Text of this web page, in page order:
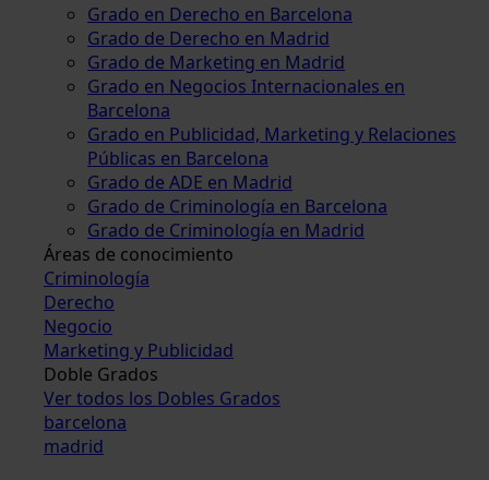
Grado en Derecho en Barcelona
Grado de Derecho en Madrid
Grado de Marketing en Madrid
Grado en Negocios Internacionales en
Barcelona
Grado en Publicidad, Marketing y Relaciones
Públicas en Barcelona
Grado de ADE en Madrid
Grado de Criminología en Barcelona
Grado de Criminología en Madrid
Áreas de conocimiento
Criminología
Derecho
Negocio
Marketing y Publicidad
Doble Grados
Ver todos los Dobles Grados
barcelona
madrid